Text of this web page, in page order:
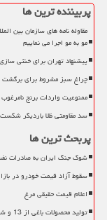
پربیننده ترین ها
مقاوله نامه های سازمان بین
مو به مو اجرا می نماییم
پیشنهاد تهران برای خنثی
چراغ سبز مشروط برای
ممنوعیت واردات برنج نامرغوب
سد مقاومتی ظلا باردیگر شکست
پربحث ترین ها
شوک جنگ ایران به صادرات
سقوط آزاد قیمت خودرو در
اعلام قیمت حقیقی مرغ
تولید محصولات باغی از 13 و شش دهم میلیون تن گذشت